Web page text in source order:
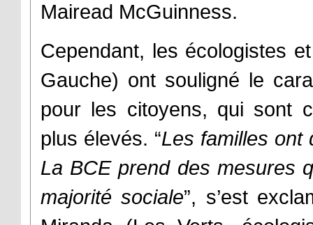
Mairead McGuinness.
Cependant, les écologistes
Gauche) ont souligné le
pour les citoyens, qui sont
plus élevés. “Les familles ont
La BCE prend des mesures
majorité sociale”, s’est